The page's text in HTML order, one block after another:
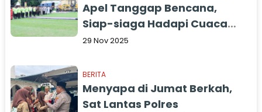
Apel Tanggap Bencana,
Siap-siaga Hadapi Cuaca
Ekstrem
29 Nov 2025
BERITA
Menyapa di Jumat Berkah,
Sat Lantas Polres